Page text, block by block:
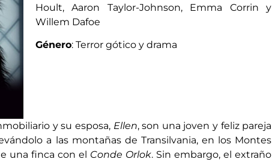
Hoult, Aaron Taylor-Johnson, Emma Corrin y
Willem Dafoe
Género: Terror gótico y drama
y su esposa, Ellen, son una joven y feliz pareja
a las montañas de Transilvania, en los Montes
una finca con el Conde Orlok. Sin embargo, el extraño